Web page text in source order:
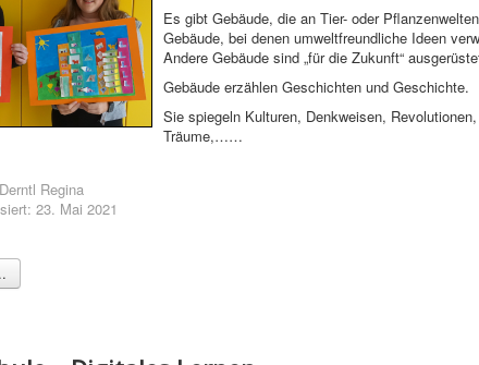
Es gibt Gebäude, die an Tier- oder
Gebäude, bei denen umweltfreundliche Ideen
Andere Gebäude sind „für die Zukunft“
Gebäude erzählen Geschichten und Geschichte.
Sie spiegeln Kulturen, Denkweisen,
Träume,……
Derntl Regina
23. Mai 2021